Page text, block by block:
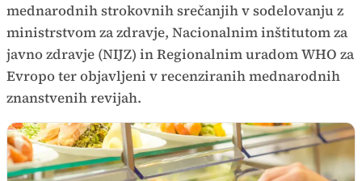
mednarodnih strokovnih srečanjih v sodelovanju z
ministrstvom za zdravje, Nacionalnim inštitutom za
javno zdravje (NIJZ) in Regionalnim uradom WHO za
Evropo ter objavljeni v recenziranih mednarodnih
znanstvenih revijah.